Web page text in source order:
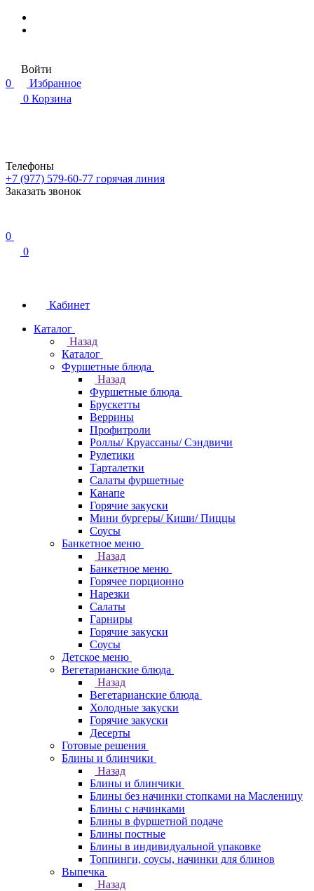
Войти
0
Избранное
0 Корзина
Телефоны
+7 (977) 579-60-77 горячая линия
Заказать звонок
0
0
Кабинет
Каталог
Назад
Каталог
Фуршетные блюда
Назад
Фуршетные блюда
Брускетты
Веррины
Профитроли
Роллы/ Круассаны/ Сэндвичи
Рулетики
Тарталетки
Салаты фуршетные
Канапе
Горячие закуски
Мини бургеры/ Киши/ Пиццы
Соусы
Банкетное меню
Назад
Банкетное меню
Горячее порционно
Нарезки
Салаты
Гарниры
Горячие закуски
Соусы
Детское меню
Вегетарианские блюда
Назад
Вегетарианские блюда
Холодные закуски
Горячие закуски
Десерты
Готовые решения
Блины и блинчики
Назад
Блины и блинчики
Блины без начинки стопками на Масленицу
Блины с начинками
Блины в фуршетной подаче
Блины постные
Блины в индивидуальной упаковке
Топпинги, соусы, начинки для блинов
Выпечка
Назад